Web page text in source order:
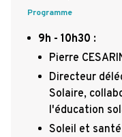
Programme
9h - 10h30 :
Pierre
Directeur
Solaire,
l'éducation
Soleil et